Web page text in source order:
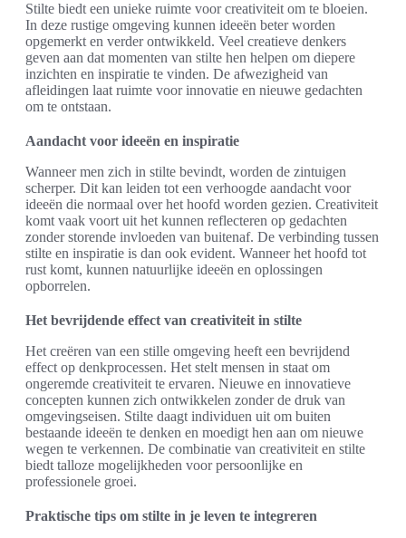
Stilte biedt een unieke ruimte voor creativiteit om te bloeien.
In deze rustige omgeving kunnen ideeën beter worden
opgemerkt en verder ontwikkeld. Veel creatieve denkers
geven aan dat momenten van stilte hen helpen om diepere
inzichten en inspiratie te vinden. De afwezigheid van
afleidingen laat ruimte voor innovatie en nieuwe gedachten
om te ontstaan.
Aandacht voor ideeën en inspiratie
Wanneer men zich in stilte bevindt, worden de zintuigen
scherper. Dit kan leiden tot een verhoogde aandacht voor
ideeën die normaal over het hoofd worden gezien. Creativiteit
komt vaak voort uit het kunnen reflecteren op gedachten
zonder storende invloeden van buitenaf. De verbinding tussen
stilte en inspiratie is dan ook evident. Wanneer het hoofd tot
rust komt, kunnen natuurlijke ideeën en oplossingen
opborrelen.
Het bevrijdende effect van creativiteit in stilte
Het creëren van een stille omgeving heeft een bevrijdend
effect op denkprocessen. Het stelt mensen in staat om
ongeremde creativiteit te ervaren. Nieuwe en innovatieve
concepten kunnen zich ontwikkelen zonder de druk van
omgevingseisen. Stilte daagt individuen uit om buiten
bestaande ideeën te denken en moedigt hen aan om nieuwe
wegen te verkennen. De combinatie van creativiteit en stilte
biedt talloze mogelijkheden voor persoonlijke en
professionele groei.
Praktische tips om stilte in je leven te integreren